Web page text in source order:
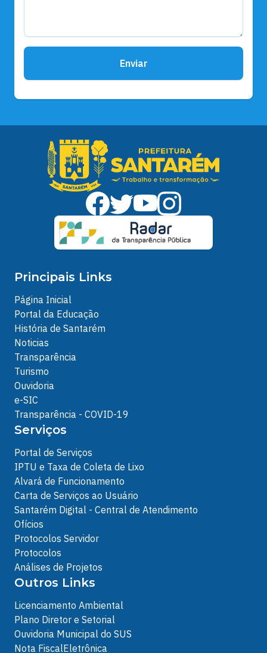
Enviar
Principais Links
Página Inicial
Portal da Educação
História de Santarém
Noticias
Transparência
Turismo
Ouvidoria
e-SIC
Transparência - COVID-19
Serviços
Portal de Serviços
IPTU e Taxa de Coleta de Lixo
Alvará de Funcionamento
Carta de Serviços ao Usuário
Santarém Digital - Central de Atendimento
Ofícios
Protocolos Servidor
Protocolos
Análises de Projetos
Outros Links
Licenciamento Ambiental
Plano Diretor e Setorial
Ouvidoria Municipal do SUS
Nota FiscalEletrônica